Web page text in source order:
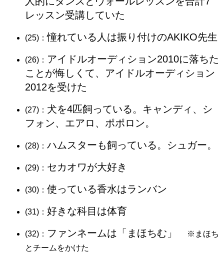
レッスン受講していた
(25)：憧れている人は振り付けのAKIKO先生
(26)： アイドルオーディション2010に落ちた
ことが悔しくて、アイドルオーディション
2012を受けた
(27)： 犬を4匹飼っている。キャンディ、シ
フォン、エアロ、ポポロン。
(28)： ハムスターも飼っている。シュガー。
(29)： セカオワが大好き
(30)： 使っている香水はランバン
(31)： 好きな科目は体育
(32)： ファンネームは「まほちむ」
※まほち
とチームをかけた